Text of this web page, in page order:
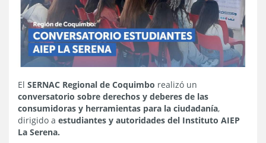
El SERNAC Regional de Coquimbo realizó un
conversatorio sobre derechos y deberes de las
consumidoras y herramientas para la ciudadanía,
dirigido a estudiantes y autoridades del Instituto AIEP
La Serena.